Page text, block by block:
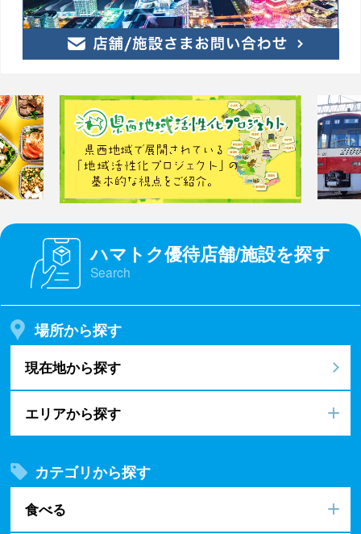
ハマトク優待店舗/施設を探す
Search
場所から探す
現在地から探す
エリアから探す
カテゴリから探す
食べる